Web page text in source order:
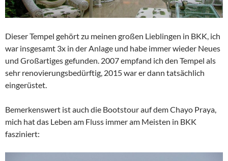
Dieser Tempel gehört zu meinen großen Lieblingen in BKK, ich
war insgesamt 3x in der Anlage und habe immer wieder Neues
und Großartiges gefunden. 2007 empfand ich den Tempel als
sehr renovierungsbedürftig, 2015 war er dann tatsächlich
eingerüstet.
Bemerkenswert ist auch die Bootstour auf dem Chayo Praya,
mich hat das Leben am Fluss immer am Meisten in BKK
fasziniert: